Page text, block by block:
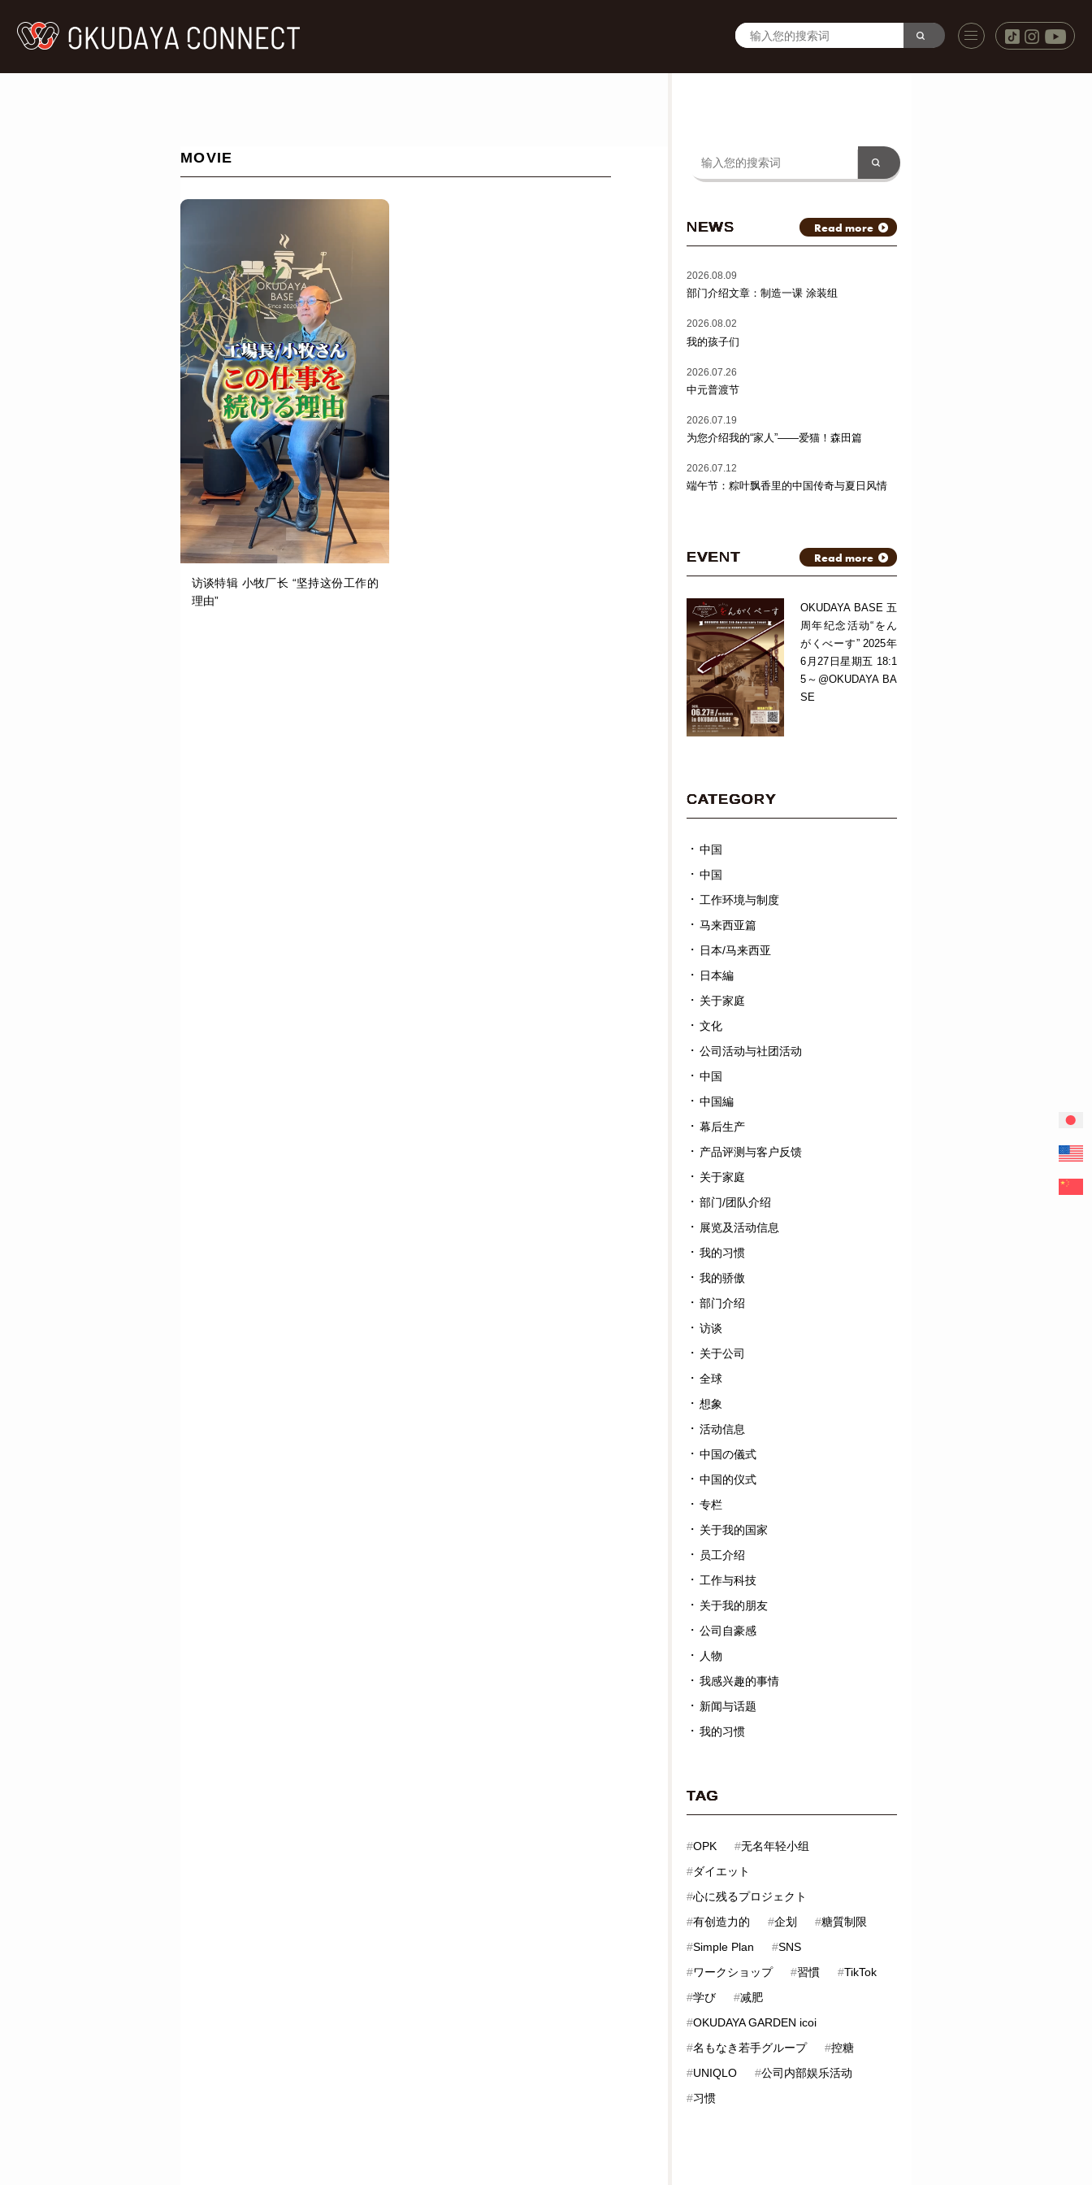
MOVIE
访谈特辑 小牧厂长 “坚持这份工作的
理由”
NEWS Read more
2026.08.09
部门介绍文章：制造一课 涂装组
2026.08.02
我的孩子们
2026.07.26
中元普渡节
2026.07.19
为您介绍我的“家人”——爱猫！森田篇
2026.07.12
端午节：粽叶飘香里的中国传奇与夏日风情
EVENT Read more
OKUDAYA BASE 五
周年纪念活动“をん
がくべーす” 2025年
6月27日星期五 18:1
5～@OKUDAYA BA
SE
CATEGORY
中国
中国
工作环境与制度
马来西亚篇
日本/马来西亚
日本編
关于家庭
文化
公司活动与社团活动
中国
中国編
幕后生产
产品评测与客户反馈
关于家庭
部门/团队介绍
展览及活动信息
我的习惯
我的骄傲
部门介绍
访谈
关于公司
全球
想象
活动信息
中国の儀式
中国的仪式
专栏
关于我的国家
员工介绍
工作与科技
关于我的朋友
公司自豪感
人物
我感兴趣的事情
新闻与话题
我的习惯
TAG
#OPK #无名年轻小组
#ダイエット
#心に残るプロジェクト
#有创造力的 #企划 #糖質制限
#Simple Plan #SNS
#ワークショップ #習慣 #TikTok
#学び #减肥
#OKUDAYA GARDEN icoi
#名もなき若手グループ #控糖
#UNIQLO #公司内部娱乐活动
#习惯